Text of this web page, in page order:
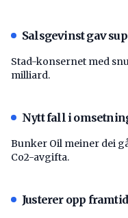
Salsgevinst gav
Stad-konsernet med
milliard.
Nytt fall i
Bunker Oil meiner dei
Co2-avgifta.
Justerer opp